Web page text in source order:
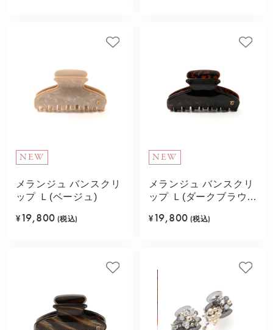
NEW
メランジュ バンスクリ
ップ Ｌ(ベージュ)
¥ 19,800 (税込)
NEW
メランジュ バンスクリ
ップ Ｌ(ダークブラウ
¥ 19,800 (税込)